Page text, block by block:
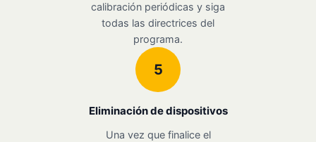
calibración periódicas y siga
todas las directrices del
programa.
5
Eliminación de dispositivos
Una vez que finalice el